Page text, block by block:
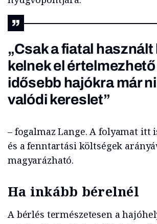
„Csak a fiatal használt
kelnek el
idősebb hajókra már
valódi kereslet”
– fogalmaz Lange. A folyamat itt
és a fenntartási költségek
magyarázható.
Ha inkább bérelnél
A bérlés természetesen a